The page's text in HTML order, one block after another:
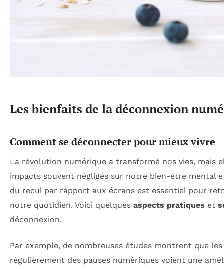
Les bienfaits de la déconnexion
Comment se déconnecter pour mieux vivre
La révolution numérique a transformé nos vies, mais
impacts souvent négligés sur notre bien-être mental
du recul par rapport aux écrans est essentiel pour
notre quotidien. Voici quelques aspects pratiques et
déconnexion.
Par exemple, de nombreuses études montrent que
régulièrement des pauses numériques voient une